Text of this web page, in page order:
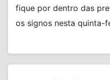
fique por dentro das
os signos nesta quinta-